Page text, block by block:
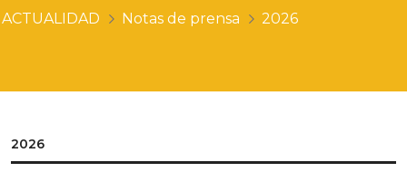
ACTUALIDAD Notas de prensa 2026
2026